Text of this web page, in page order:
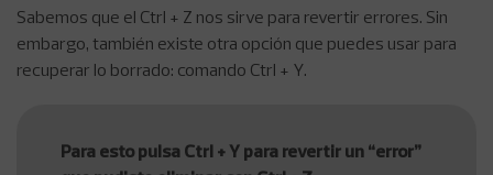
Sabemos que el Ctrl + Z nos sirve para revertir errores. Sin
embargo, también existe otra opción que puedes usar para
recuperar lo borrado: comando Ctrl + Y.
Para esto pulsa Ctrl + Y para revertir un “error”